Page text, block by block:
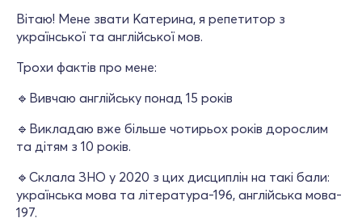
Вітаю! Мене звати Катерина, я репетитор з
української та англійської мов.
Трохи фактів про мене:
🔹Вивчаю англійську понад 15 років
🔹Викладаю вже більше чотирьох років дорослим
та дітям з 10 років.
🔹Склала ЗНО у 2020 з цих дисциплін на такі бали:
українська мова та література-196, англійська мова-
197.